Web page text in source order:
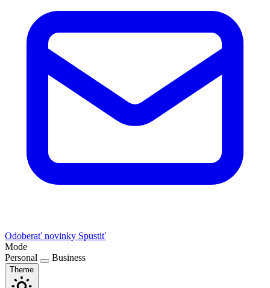
Odoberať novinky Spustiť
Mode
Personal
Business
Theme